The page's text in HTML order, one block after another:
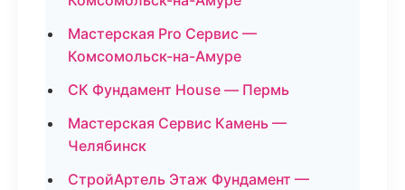
Мастерская Pro Сервис —
Комсомольск-на-Амуре
СК Фундамент House — Пермь
Мастерская Сервис Камень —
Челябинск
СтройАртель Этаж Фундамент —